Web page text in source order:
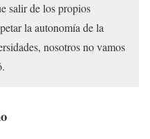
salir de los propios
la autonomía de la
nosotros no vamos